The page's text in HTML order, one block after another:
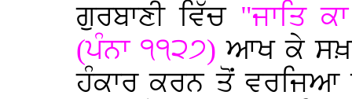
ਗੁਰਬਾਣੀ ਵਿੱਚ "ਜਾਤਿ
(ਪੰਨਾ ੧੧੨੭) ਆਖ ਕੇ
ਹੰਕਾਰ ਕਰਨ ਤੋਂ